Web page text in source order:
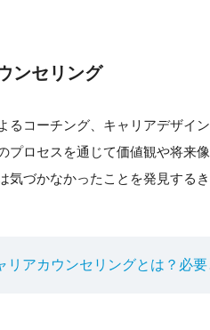
ンセリング
るコーチング、キャリアデザイ
プロセスを通じて価値観や将来
気づかなかったことを発見する
リアカウンセリングとは？必